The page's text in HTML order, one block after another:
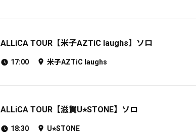
ALLiCA TOUR【米子AZTiC laughs】ソロ
17:00 米子AZTiC laughs
ALLiCA TOUR【滋賀U⭐︎STONE】ソロ
18:30 U⭐︎STONE